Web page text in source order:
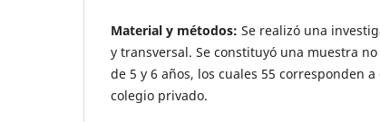
Material y métodos: Se realizó una
y transversal. Se constituyó una muestra
de 5 y 6 años, los cuales 55 corresponden
colegio privado.